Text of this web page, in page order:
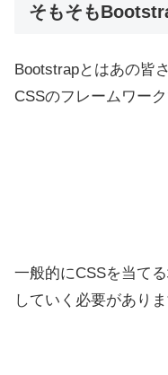
そもそも
Bootstrapとはあの皆
CSSのフレームワーク
一般的にCSSを当て
していく必要があり